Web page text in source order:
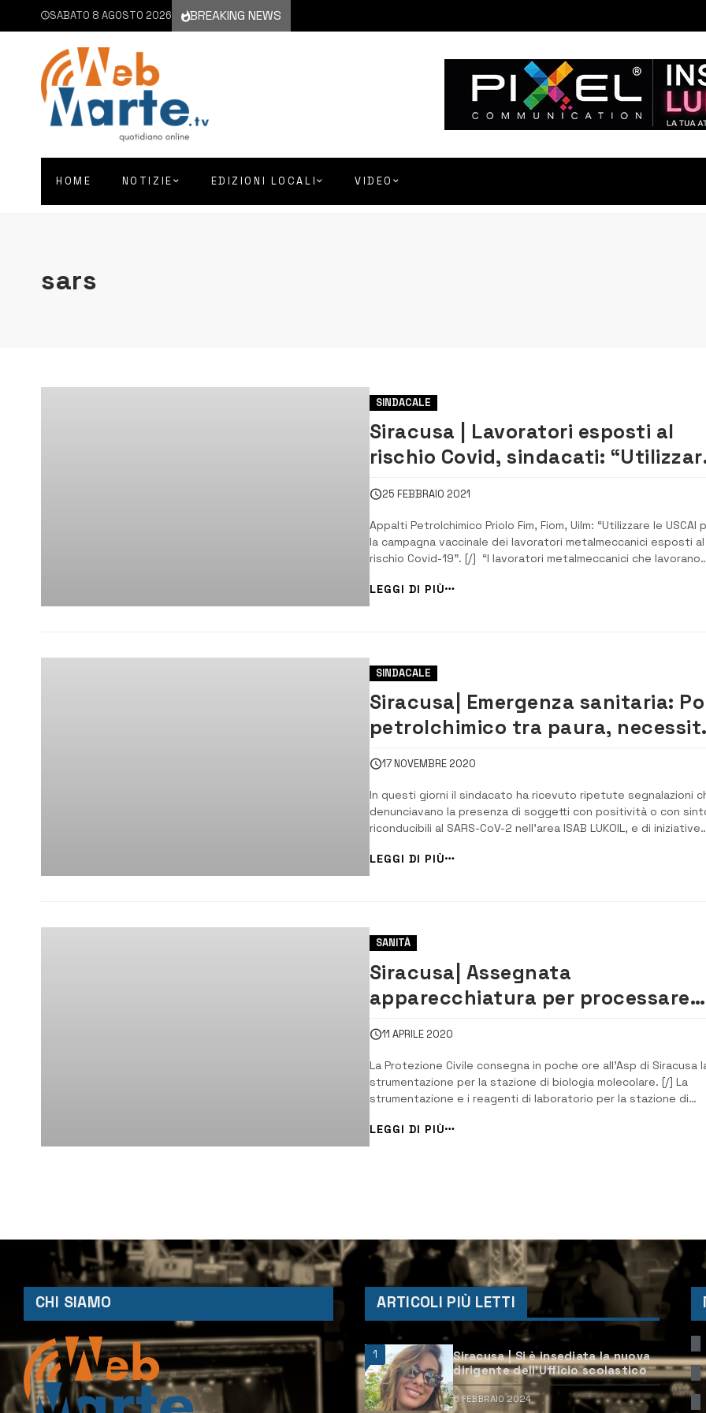
SABATO 8 AGOSTO 2026 BREAKING NEWS
HOME NOTIZIE EDIZIONI LOCALI VIDEO
sars
SINDACALE
Siracusa | Lavoratori esposti al
rischio Covid, sindacati:
le Uscai”
25 FEBBRAIO 2021
Appalti Petrolchimico Priolo Fim, Fiom, Uilm: “Utilizzare le USCAI
la campagna vaccinale dei lavoratori metalmeccanici esposti al
rischio Covid-19”. [/] “I lavoratori metalmeccanici che lavorano
sono mai fermati, neanche durante il lockdown, perché nei fatti
ritenuti esse...
LEGGI DI PIÙ
SINDACALE
Siracusa| Emergenza sanitaria:
petrolchimico tra paura,
e contagio
17 NOVEMBRE 2020
In questi giorni il sindacato ha ricevuto ripetute segnalazioni
denunciavano la presenza di soggetti con positività o con
riconducibili al SARS-CoV-2 nell’area ISAB LUKOIL, e di iniziative
gestione dei “contatti stretti” con soggetti risultatati positivi.
Per qu...
LEGGI DI PIÙ
SANITÀ
Siracusa| Assegnata
apparecchiatura per processare
tamponi orofaringei
11 APRILE 2020
La Protezione Civile consegna in poche ore all’Asp di Siracusa
strumentazione per la stazione di biologia molecolare. [/] La
strumentazione e i reagenti di laboratorio per la stazione di
assegnati dalla Regione siciliana all’Azienda sanitaria provinciale
sono già stati conse...
LEGGI DI PIÙ
CHI SIAMO ARTICOLI PIÙ LETTI
1
Siracusa | Si è insediata la nuova
dirigente dell’Ufficio scolastico
6 FEBBRAIO 2024